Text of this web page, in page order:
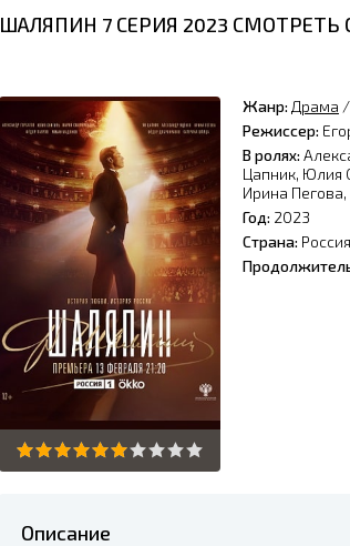
ШАЛЯПИН 7 СЕРИЯ 2023 СМОТРЕТЬ
Жанр: Драма /
Режиссер:
В ролях:
Цапник, Юлия
Ирина
Год: 2023
Страна: Россия
Описание